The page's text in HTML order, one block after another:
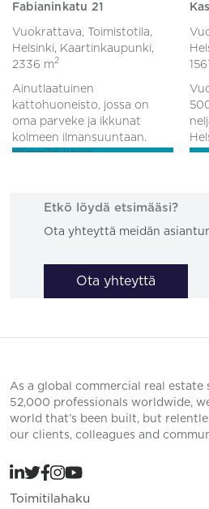
Fabianinkatu 21
Vuokrattava, Toimistotila,
Helsinki, Kaartinkaupunki,
2336 m2
Ainutlaatuinen
kattohuoneisto, jossa on
oma parveke ja ikkunat
kolmeen ilmansuuntaan.
Ylimmän kerro...
Etkö löydä etsimääsi?
Ota yhteyttä meidän
Ota yhteyttä
As a global commercial real estate
52,000 professionals worldwide,
world that’s been built, but
our clients, colleagues and
Toimitilahaku